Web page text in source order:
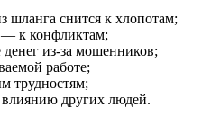
шланга снится к хлопотам;
к конфликтам;
из-за мошенников;
работе;
трудностям;
других людей.